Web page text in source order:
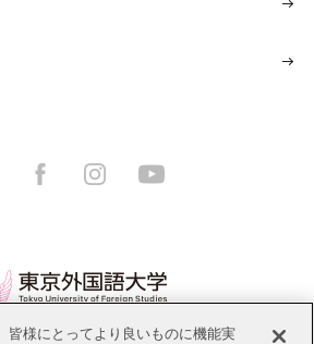
皆様にとってより良いものに機能実